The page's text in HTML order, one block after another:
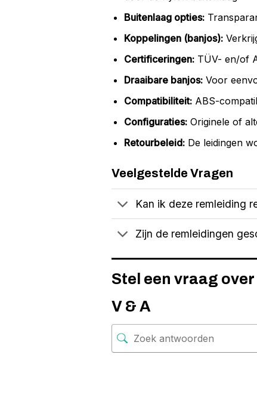
Buitenlaag opties:
Koppelingen (banjos):
Certificeringen:TÜV- en/of
Draaibare banjos:Voor
Compatibiliteit:ABS-
Configuraties:Originele of
Retourbeleid:De leidingen
Veelgestelde Vragen
Kan ik deze remleiding
Zijn de remleidingen
Stel een vraag over
V & A